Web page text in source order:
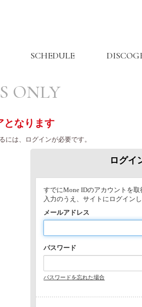
SCHEDULE
ONLY
となります
には、ログインが必要です。
ログイ
すでにMone IDのアカウントを
入力のうえ、サイトにログインし
メールアドレス
パスワード
パスワードを忘れた場合